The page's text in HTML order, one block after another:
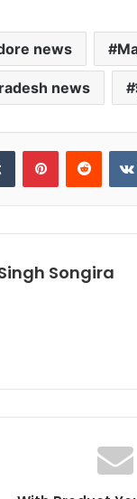
news
news
Tumblr PinterestReddit
Songira